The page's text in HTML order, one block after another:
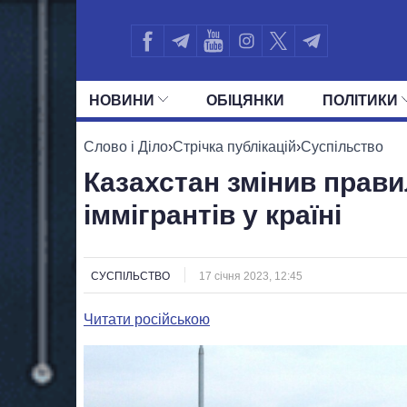
НОВИНИ ОБIЦЯНКИ ПОЛIТИКИ
УСІ ПОЛІТИКИ ПРЕЗИДЕНТ І ОФІС
Слово і Діло›Стрічка публікацій›Суспільство
Казахстан змінив
іммігрантів у країні
СУСПІЛЬСТВО 17 січня 2023, 12:45
Читати російською